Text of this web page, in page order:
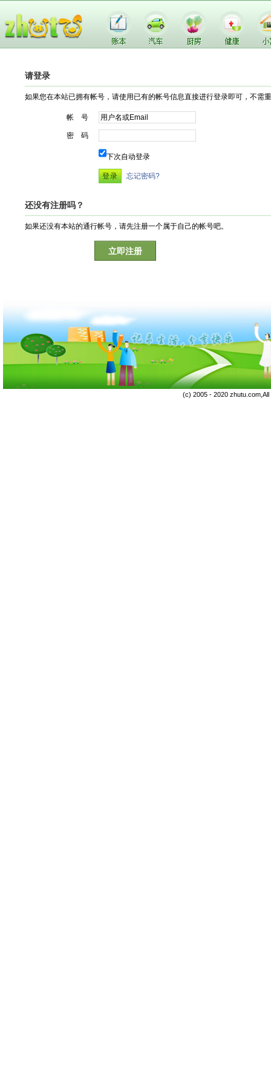
请登录
如果您在本站已拥有帐号，请使用已有的帐号信息直接进行登录即可，不需
帐 号
密 码
下次自动登录
忘记密码?
还没有注册吗？
如果还没有本站的通行帐号，请先注册一个属于自己的帐号吧。
立即注册
(c) 2005 - 2020